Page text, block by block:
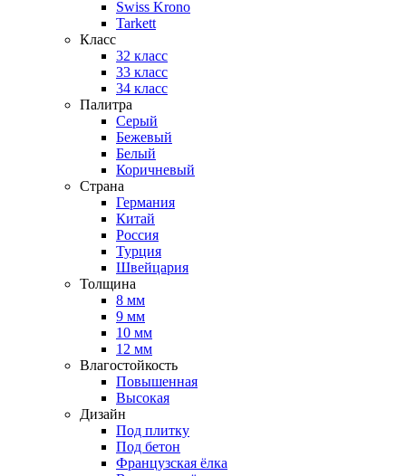
Swiss Krono
Tarkett
Класс
32 класс
33 класс
34 класс
Палитра
Серый
Бежевый
Белый
Коричневый
Страна
Германия
Китай
Россия
Турция
Швейцария
Толщина
8 мм
9 мм
10 мм
12 мм
Влагостойкость
Повышенная
Высокая
Дизайн
Под плитку
Под бетон
Французская ёлка